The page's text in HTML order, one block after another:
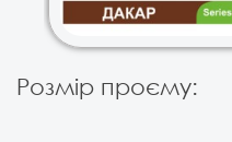
Розмір проєму: